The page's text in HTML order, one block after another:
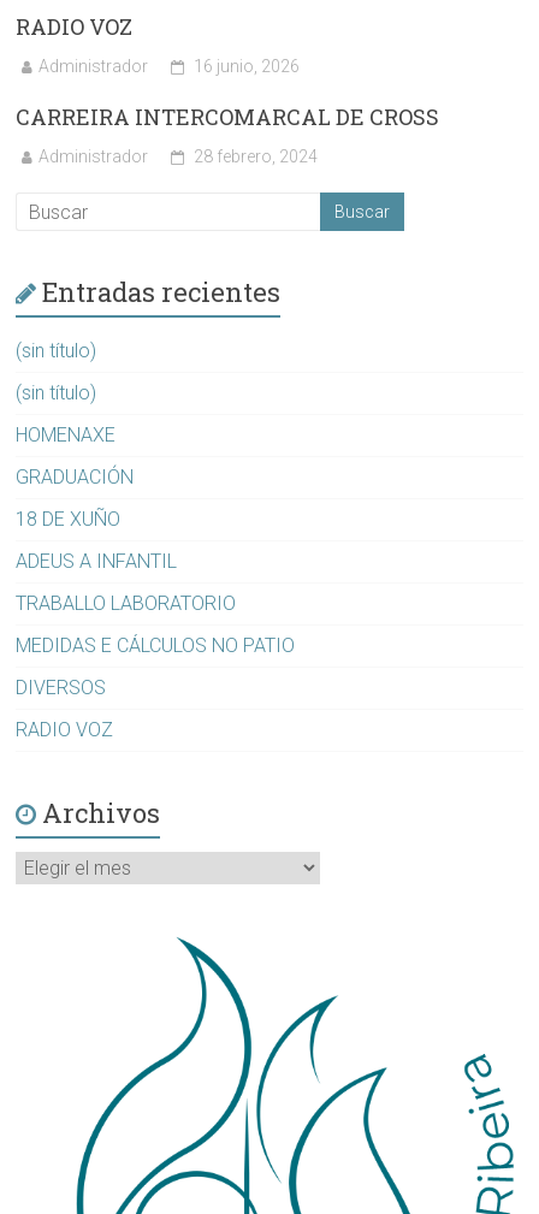
RADIO VOZ
Administrador 16 junio, 2026
CARREIRA INTERCOMARCAL DE CROSS
Administrador 28 febrero, 2024
Entradas recientes
(sin título)
(sin título)
HOMENAXE
GRADUACIÓN
18 DE XUÑO
ADEUS A INFANTIL
TRABALLO LABORATORIO
MEDIDAS E CÁLCULOS NO PATIO
DIVERSOS
RADIO VOZ
Archivos
Archivos